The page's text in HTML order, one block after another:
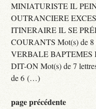
MINIATURISTE IL
OUTRANCIERE
ITINERAIRE IL SE
COURANTS Mot(s) de
VERBALE BAPTEMES
DIT-ON Mot(s) de 7
de 6 (…)
page précédente